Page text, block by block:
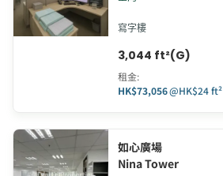
寫字樓
3,044 ft²(G)
租金:
HK$73,056@HK$24 ft²
如心廣場
Nina Tower